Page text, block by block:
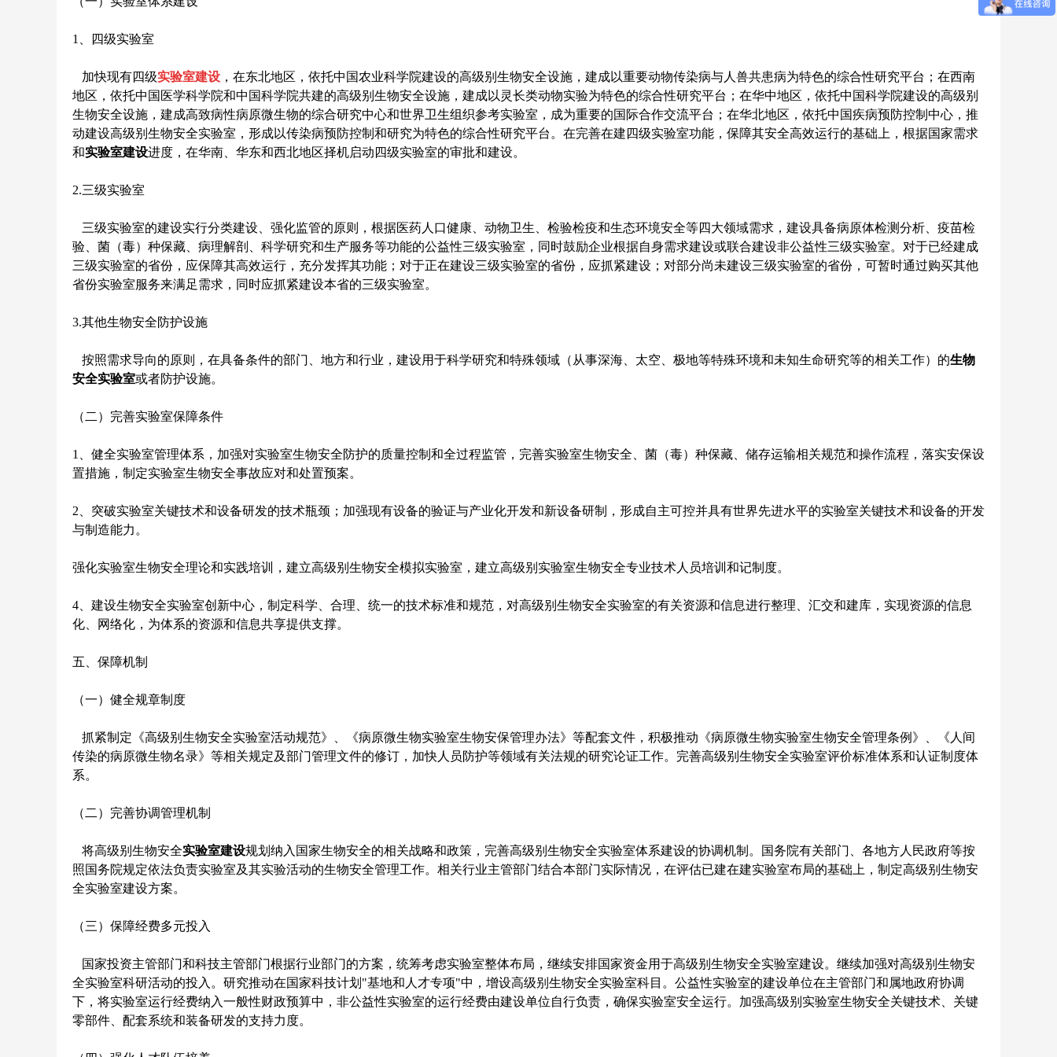
1、四级实验室
加快现有四级实验室建设 ，在东北地区，依托中国农业科学院建设的高级别生物安全设施，建成以重要动物传染病与人兽共患病为特色的综合性研究平台；在西南
地区，依托中国医学科学院和中国科学院共建的高级别生物安全设施，建成以灵长类动物实验为特色的综合性研究平台；在华中地区，依托中国科学院建设的高级别
生物安全设施，建成高致病性病原微生物的综合研究中心和世界卫生组织参考实验室，成为重要的国际合作交流平台；在华北地区，依托中国疾病预防控制中心，推
动建设高级别生物安全实验室，形成以传染病预防控制和研究为特色的综合性研究平台。在完善在建四级实验室功能，保障其安全高效运行的基础上，根据国家需求
和实验室建设进度，在华南、华东和西北地区择机启动四级实验室的审批和建设。
2.三级实验室
三级实验室的建设实行分类建设、强化监管的原则，根据医药人口健康、动物卫生、检验检疫和生态环境安全等四大领域需求，建设具备病原体检测分析、疫苗检
验、菌（毒）种保藏、病理解剖、科学研究和生产服务等功能的公益性三级实验室，同时鼓励企业根据自身需求建设或联合建设非公益性三级实验室。对于已经建成
三级实验室的省份，应保障其高效运行，充分发挥其功能；对于正在建设三级实验室的省份，应抓紧建设；对部分尚未建设三级实验室的省份，可暂时通过购买其他
省份实验室服务来满足需求，同时应抓紧建设本省的三级实验室。
3.其他生物安全防护设施
按照需求导向的原则，在具备条件的部门、地方和行业，建设用于科学研究和特殊领域（从事深海、太空、极地等特殊环境和未知生命研究等的相关工作）的生物
安全实验室或者防护设施。
（二）完善实验室保障条件
1、健全实验室管理体系，加强对实验室生物安全防护的质量控制和全过程监管，完善实验室生物安全、菌（毒）种保藏、储存运输相关规范和操作流程，落实安保设
置措施，制定实验室生物安全事故应对和处置预案。
2、突破实验室关键技术和设备研发的技术瓶颈；加强现有设备的验证与产业化开发和新设备研制，形成自主可控并具有世界先进水平的实验室关键技术和设备的开发
与制造能力。
强化实验室生物安全理论和实践培训，建立高级别生物安全模拟实验室，建立高级别实验室生物安全专业技术人员培训和记制度。
4、建设生物安全实验室创新中心，制定科学、合理、统一的技术标准和规范，对高级别生物安全实验室的有关资源和信息进行整理、汇交和建库，实现资源的信息
化、网络化，为体系的资源和信息共享提供支撑。
五、保障机制
（一）健全规章制度
抓紧制定《高级别生物安全实验室活动规范》、《病原微生物实验室生物安保管理办法》等配套文件，积极推动《病原微生物实验室生物安全管理条例》、《人间
传染的病原微生物名录》等相关规定及部门管理文件的修订，加快人员防护等领域有关法规的研究论证工作。完善高级别生物安全实验室评价标准体系和认证制度体
系。
（二）完善协调管理机制
将高级别生物安全实验室建设规划纳入国家生物安全的相关战略和政策，完善高级别生物安全实验室体系建设的协调机制。国务院有关部门、各地方人民政府等按
照国务院规定依法负责实验室及其实验活动的生物安全管理工作。相关行业主管部门结合本部门实际情况，在评估已建在建实验室布局的基础上，制定高级别生物安
全实验室建设方案。
（三）保障经费多元投入
国家投资主管部门和科技主管部门根据行业部门的方案，统筹考虑实验室整体布局，继续安排国家资金用于高级别生物安全实验室建设。继续加强对高级别生物安
全实验室科研活动的投入。研究推动在国家科技计划"基地和人才专项"中，增设高级别生物安全实验室科目。公益性实验室的建设单位在主管部门和属地政府协调
下，将实验室运行经费纳入一般性财政预算中，非公益性实验室的运行经费由建设单位自行负责，确保实验室安全运行。加强高级别实验室生物安全关键技术、关键
零部件、配套系统和装备研发的支持力度。